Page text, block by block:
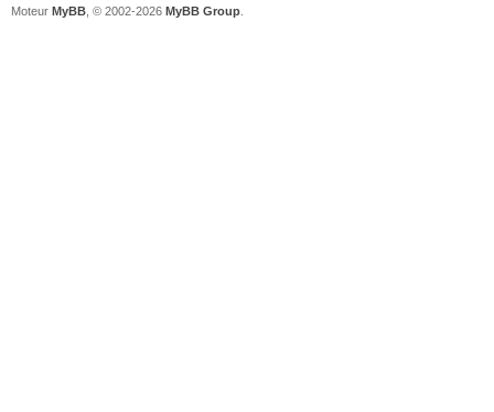
Moteur MyBB , © 2002-2026 MyBB Group